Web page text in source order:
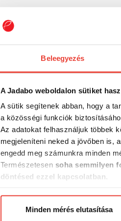
Beleegyezés
A Jadabo weboldalon sütiket
A sütik segítenek abban, hogy a
a közösségi funkciók
Az adatokat felhasználjuk többek
megjeleníteni neked a jövőben is,
engedd meg számunkra minden
Természetesen soha semmilyen
döntésed ezzel kapcsolatban.
Minden mérés elutasítása